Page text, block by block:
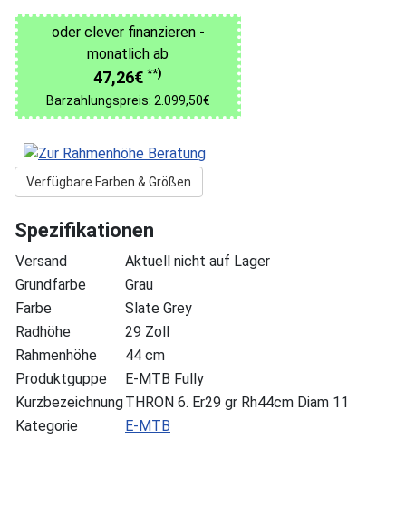
oder clever finanzieren -
monatlich ab
47,26€ **)
Barzahlungspreis: 2.099,50€
Verfügbare Farben & Größen
Spezifikationen
Versand
Aktuell nicht auf Lager
Grundfarbe
Grau
Farbe
Slate Grey
Radhöhe
29 Zoll
Rahmenhöhe
44 cm
Produktguppe
E-MTB Fully
KurzbezeichnungTHRON 6. Er29 gr Rh44cm Diam 11
Kategorie
E-MTB